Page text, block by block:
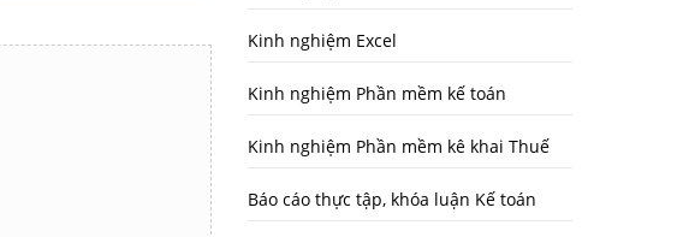
Kinh nghiệm Excel
Kinh nghiệm Phần mềm kế toán
Kinh nghiệm Phần mềm kê khai Thuế
Báo cáo thực tập, khóa luận Kế toán